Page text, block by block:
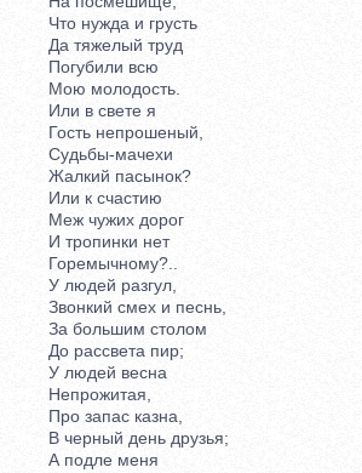
Что нужда и грусть
Да тяжелый труд
Погубили всю
Мою молодость.
Или в свете я
Гость непрошеный,
Судьбы-мачехи
Жалкий пасынок?
Или к счастию
Меж чужих дорог
И тропинки нет
Горемычному?..
У людей разгул,
Звонкий смех и песнь,
За большим столом
До рассвета пир;
У людей весна
Непрожитая,
Про запас казна,
В черный день друзья;
А подле меня